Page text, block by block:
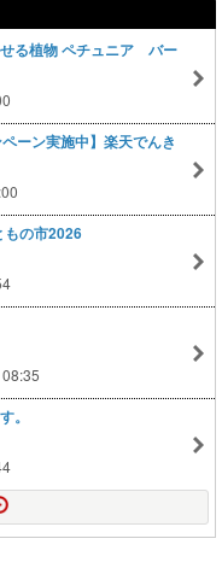
る植物 ペチュニア バー
ーン実施中】楽天でんき
もの市2026
。